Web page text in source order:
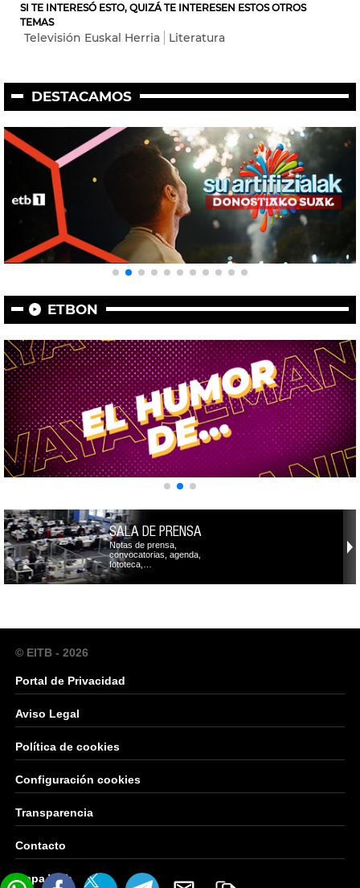
SI TE INTERESÓ ESTO, QUIZÁ TE INTERESEN ESTOS OTROS
TEMAS
Televisión Euskal Herria Literatura
DESTACAMOS
ETBON
SALA DE PRENSA
Notas de prensa,
convocatorias, agenda,
fototeca,…
© EITB - 2026
Portal de Privacidad
Aviso Legal
Política de cookies
Configuración cookies
Transparencia
Contacto
Mapa Web